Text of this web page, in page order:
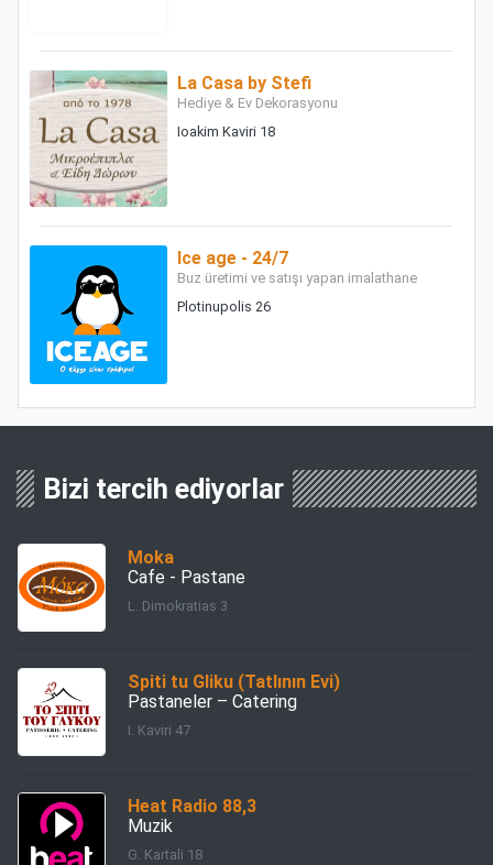
La Casa by Stefi
Hediye & Ev Dekorasyonu
Ioakim Kaviri 18
Ice age - 24/7
Buz üretimi ve satışı yapan imalathane
Plotinupolis 26
Bizi tercih ediyorlar
Moka
Cafe - Pastane
L. Dimokratias 3
Spiti tu Gliku (Tatlının Evi)
Pastaneler – Catering
I. Kaviri 47
Heat Radio 88,3
Muzik
G. Kartali 18